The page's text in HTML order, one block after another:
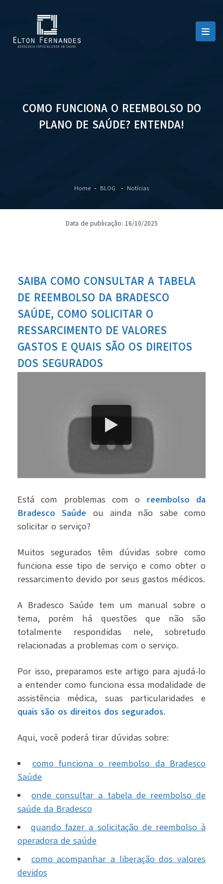
COMO FUNCIONA O REEMBOLSO DO
PLANO DE SAÚDE? ENTENDA!
Home BLOG Notícias
Data de publicação: 16/10/2025
SAIBA COMO CONSULTAR A TABELA
DE REEMBOLSO DA BRADESCO
SAÚDE, COMO SOLICITAR O
RESSARCIMENTO DE VALORES
GASTOS E QUAIS SÃO OS DIREITOS
DOS SEGURADOS
Está com problemas com o reembolso da
Bradesco Saúde ou ainda não sabe como
solicitar o serviço?
Muitos segurados têm dúvidas sobre como
funciona esse tipo de serviço e como obter o
ressarcimento devido por seus gastos médicos.
A Bradesco Saúde tem um manual sobre o
tema, porém há questões que não são
totalmente respondidas nele, sobretudo
relacionadas a problemas com o serviço.
Por isso, preparamos este artigo para ajudá-lo
a entender como funciona essa modalidade de
assistência médica, suas particularidades e
quais são os direitos dos segurados.
Aqui, você poderá tirar dúvidas sobre:
como funciona o reembolso da Bradesco
Saúde
onde consultar a tabela de reembolso de
saúde da Bradesco
quando fazer a solicitação de reembolso à
operadora de saúde
como acompanhar a liberação dos valores
devidos